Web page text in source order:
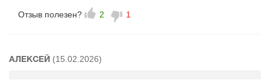
Отзыв полезен? 2 1
АЛЕКСЕЙ (15.02.2026)